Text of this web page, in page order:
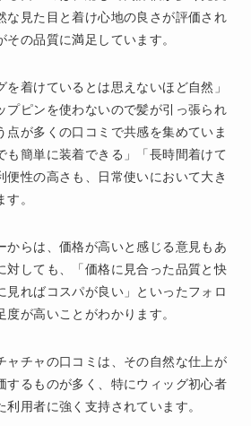
な見た目と着け心地の良さが評価され
の品質に満足しています。
着けているとは思えないほど自然」
プピンを使わないので髪が引っ張られ
点が多くの口コミで共感を集めていま
も簡単に装着できる」「長時間着けて
便性の高さも、日常使いにおいて大き
。
からは、価格が高いと感じる意見もあ
対しても、「価格に見合った品質と快
見ればコスパが良い」といったフォロ
が高いことがわかります。
ャチャの口コミは、その自然な仕上が
するものが多く、特にウィッグ初心者
用者に強く支持されています。